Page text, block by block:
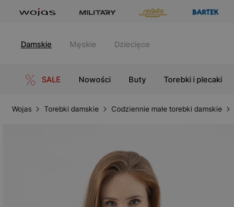
Damskie Męskie Dziecięce
SALE Nowości Buty Torebki i plecaki
Wojas Torebki damskie Codziennie małe torebki damskie